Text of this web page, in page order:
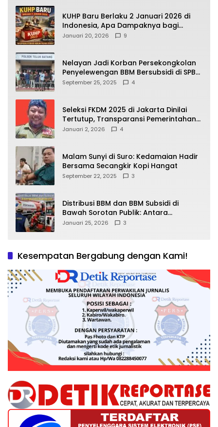
KUHP Baru Berlaku 2 Januari 2026 di
Indonesia, Apa Dampaknya bagi
Kehidupan Warga? Ini Aturan Kunci
Januari 20, 2026 9
Nelayan Jadi Korban Persekongkolan
Penyelewengan BBM Bersubsidi di SPBU
64.78809 Teluk Batang
September 25, 2025 4
Seleksi FKDM 2025 di Jakarta Dinilai
Tertutup, Transparansi Pemerintahan
Pramono–Rano Dipertanyakan
Januari 2, 2026 4
Malam Sunyi di Suro: Kedamaian Hadir
Bersama Secangkir Kopi Hangat
September 22, 2025 3
Distribusi BBM dan BBM Subsidi di
Bawah Sorotan Publik: Antara
Kepentingan Negara, Hak Konsumen,
Januari 25, 2026 3
Kesempatan Bergabung dengan Kami!